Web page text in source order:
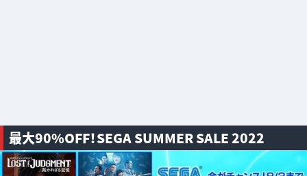
最大90%OFF！SEGA SUMMER SALE 2022